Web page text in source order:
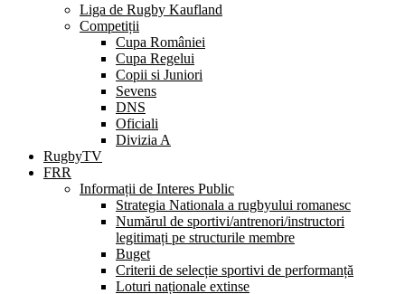
Liga de Rugby Kaufland
Competiții
Cupa României
Cupa Regelui
Copii si Juniori
Sevens
DNS
Oficiali
Divizia A
RugbyTV
FRR
Informații de Interes Public
Strategia Nationala a rugbyului romanesc
Numărul de sportivi/antrenori/instructori
legitimați pe structurile membre
Buget
Criterii de selecție sportivi de performanță
Loturi naționale extinse